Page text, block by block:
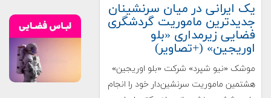
یک ایرانی در میان سرنشینان
جدیدترین ماموریت گردشگری
فضایی زیرمداری «بلو
اوریجین» (+تصاویر)
موشک «نیو شپرد» شرکت «بلو اوریجین»
هشتمین ماموریت سرنشین‌دار خود را انجام